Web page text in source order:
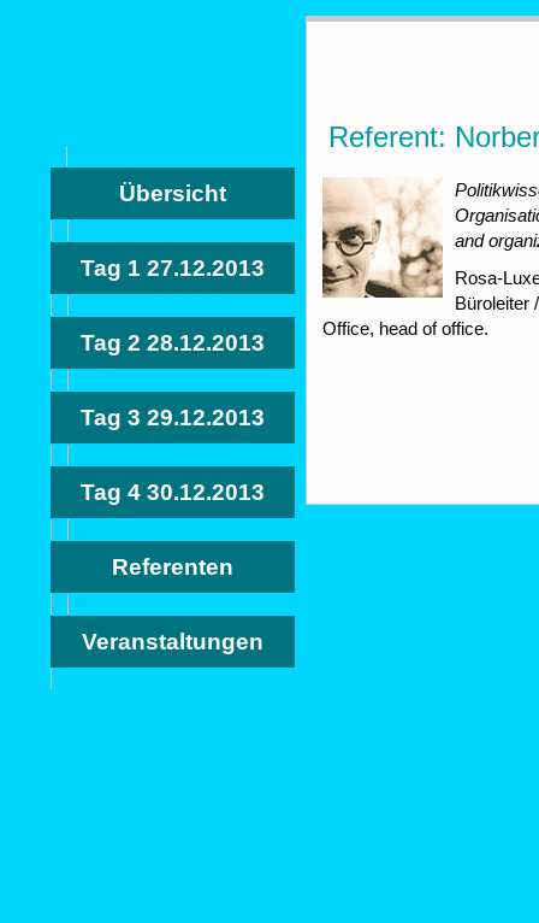
Übersicht
Tag 1 27.12.2013
Tag 2 28.12.2013
Tag 3 29.12.2013
Tag 4 30.12.2013
Referenten
Veranstaltungen
Referent:
and
Rosa-
Büroleiter
Office, head of office.